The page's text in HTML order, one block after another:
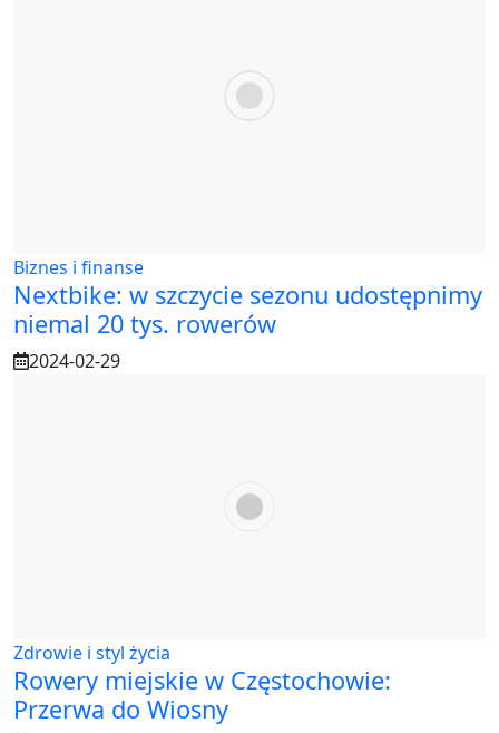
Biznes i finanse
Nextbike: w szczycie sezonu udostępnimy
niemal 20 tys. rowerów
2024-02-29
Zdrowie i styl życia
Rowery miejskie w Częstochowie:
Przerwa do Wiosny